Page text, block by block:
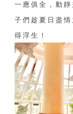
一應俱全，動
子們趁夏日盡
得浮生！